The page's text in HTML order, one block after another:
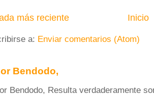
más reciente Inicio
a: Enviar comentarios (Atom)
Bendodo,
Bendodo, Resulta verdaderamente